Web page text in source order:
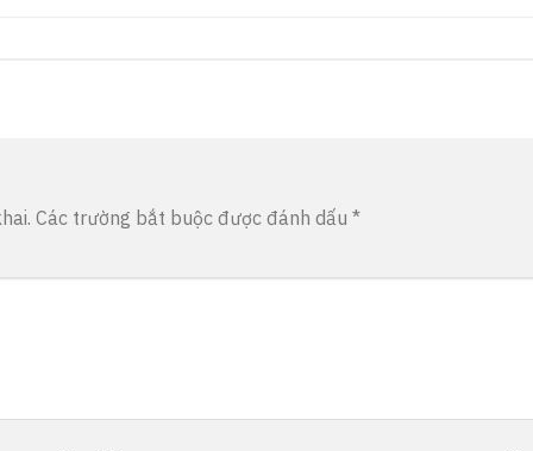
Các trường bắt buộc được đánh dấu *